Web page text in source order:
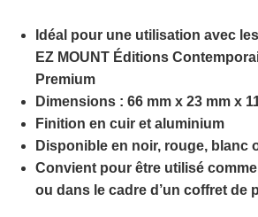
Idéal pour une utilisation avec
EZ MOUNT Éditions
Premium
Dimensions : 66 mm x 23 mm x
Finition en cuir et aluminium
Disponible en noir, rouge, blanc
Convient pour être utilisé
ou dans le cadre d’un coffret de